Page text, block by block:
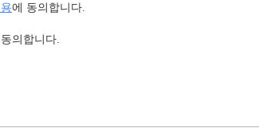
에 동의합니다.
의합니다.